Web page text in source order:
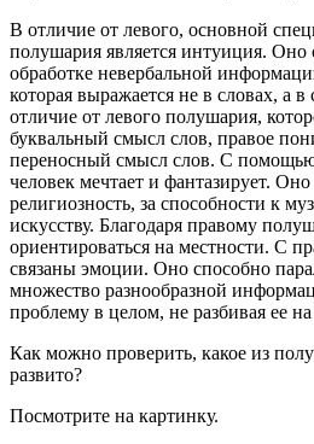
В отличие от левого, основной
полушария является интуиция. Оно
обработке невербальной
которая выражается не в словах, а
отличие от левого полушария,
буквальный смысл слов, правое
переносный смысл слов. С
человек мечтает и фантазирует.
религиозность, за способности к
искусству. Благодаря правому
ориентироваться на местности. С
связаны эмоции. Оно способно
множество разнообразной
проблему в целом, не разбивая ее на
Как можно проверить, какое из
развито?
Посмотрите на картинку.